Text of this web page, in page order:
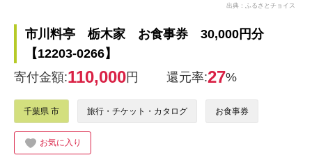
出典：ふるさとチョイス
市川料亭 栃木家 お食事券 30,000円分
【12203-0266】
寄付金額:110,000円 還元率:27%
千葉県 市 旅行・チケット・カタログ お食事券
お気に入り